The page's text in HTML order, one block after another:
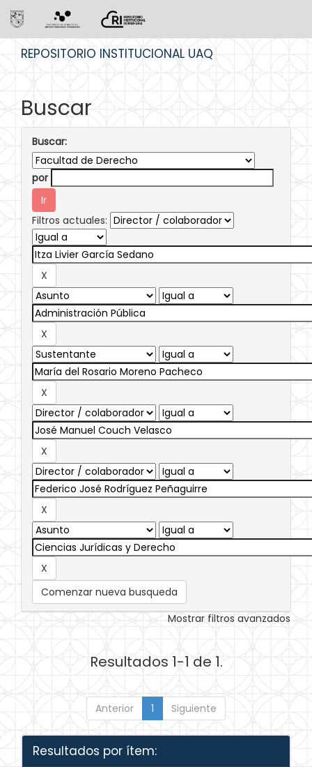
REPOSITORIO INSTITUCIONAL UAQ
Buscar
Buscar:
por
Filtros actuales:
Comenzar nueva busqueda
Mostrar filtros avanzados
Resultados 1-1 de 1.
Anterior 1 Siguiente
Resultados por ítem: